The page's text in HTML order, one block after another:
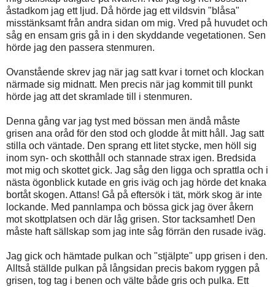
åstadkom jag ett ljud. Då hörde jag ett vildsvin "blåsa"
misstänksamt från andra sidan om mig. Vred på huvudet och
såg en ensam gris gå in i den skyddande vegetationen. Sen
hörde jag den passera stenmuren.
Ovanstående skrev jag när jag satt kvar i tornet och klockan
närmade sig midnatt. Men precis när jag kommit till punkt
hörde jag att det skramlade till i stenmuren.
Denna gång var jag tyst med bössan men ändå måste
grisen ana oråd för den stod och glodde åt mitt håll. Jag satt
stilla och väntade. Den sprang ett litet stycke, men höll sig
inom syn- och skotthåll och stannade strax igen. Bredsida
mot mig och skottet gick. Jag såg den ligga och sprattla och i
nästa ögonblick kutade en gris iväg och jag hörde det knaka
bortåt skogen. Attans! Gå på eftersök i tät, mörk skog är inte
lockande. Med pannlampa och bössa gick jag över åkern
mot skottplatsen och där låg grisen. Stor tacksamhet! Den
måste haft sällskap som jag inte såg förrän den rusade iväg.
Jag gick och hämtade pulkan och "stjälpte" upp grisen i den.
Alltså ställde pulkan på långsidan precis bakom ryggen på
grisen, tog tag i benen och välte både gris och pulka. Ett